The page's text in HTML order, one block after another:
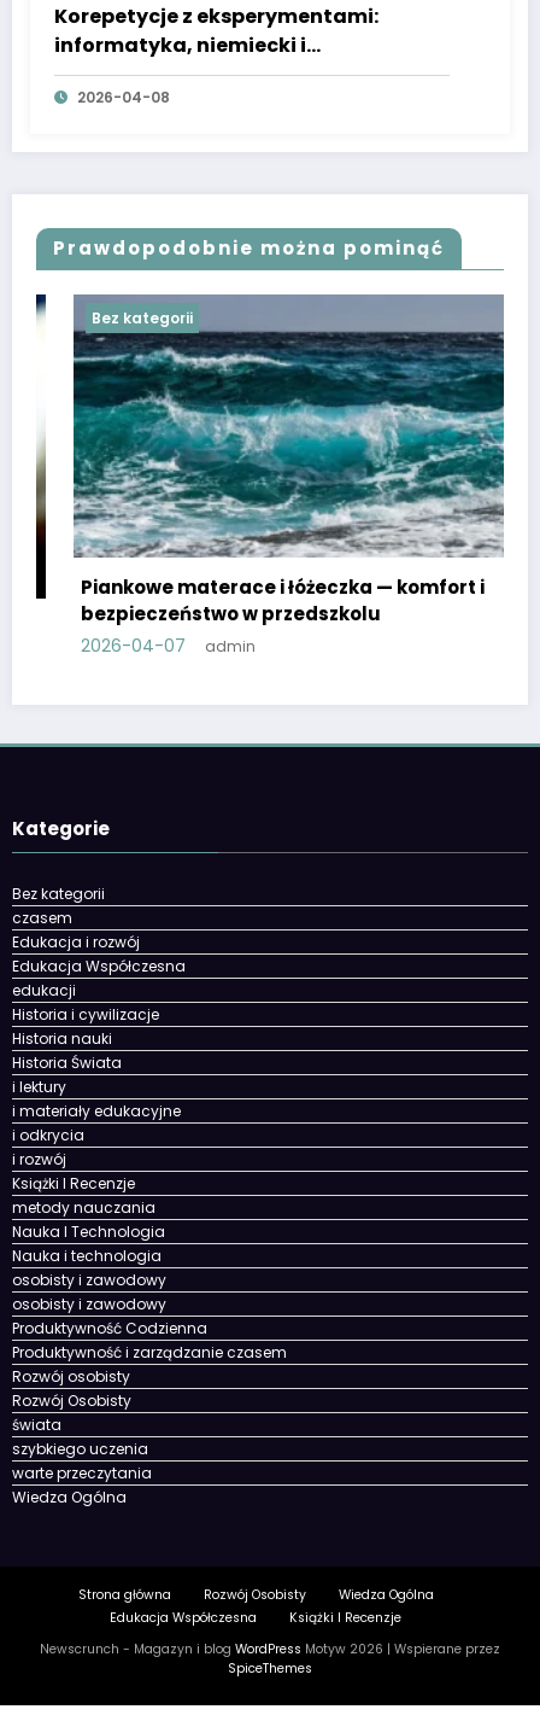
Korepetycje z eksperymentami:
informatyka, niemiecki i
sensoplastyka dla dzieci
2026-04-08
Prawdopodobnie można pominąć
Bez kategorii
Piankowe materace i łóżeczka — komfort i
bezpieczeństwo w przedszkolu
2026-04-07 admin
Kategorie
Bez kategorii
czasem
Edukacja i rozwój
Edukacja Współczesna
edukacji
Historia i cywilizacje
Historia nauki
Historia Świata
i lektury
i materiały edukacyjne
i odkrycia
i rozwój
Książki I Recenzje
metody nauczania
Nauka I Technologia
Nauka i technologia
osobisty i zawodowy
osobisty i zawodowy
Produktywność Codzienna
Produktywność i zarządzanie czasem
Rozwój osobisty
Rozwój Osobisty
świata
szybkiego uczenia
warte przeczytania
Wiedza Ogólna
Strona główna Rozwój Osobisty
Wiedza Ogólna
Edukacja Współczesna
Książki I Recenzje
Newscrunch - Magazyn i blog WordPress Motyw 2026 | Wspierane przez
SpiceThemes